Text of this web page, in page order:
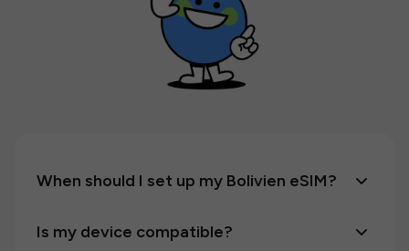
When should I set up my Bolivien eSIM?
Is my device compatible?